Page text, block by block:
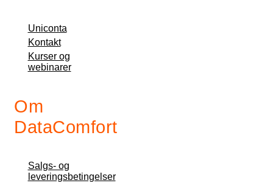
Uniconta
Kontakt
Kurser og
webinarer
Om
DataComfort
Salgs- og
leveringsbetingelser